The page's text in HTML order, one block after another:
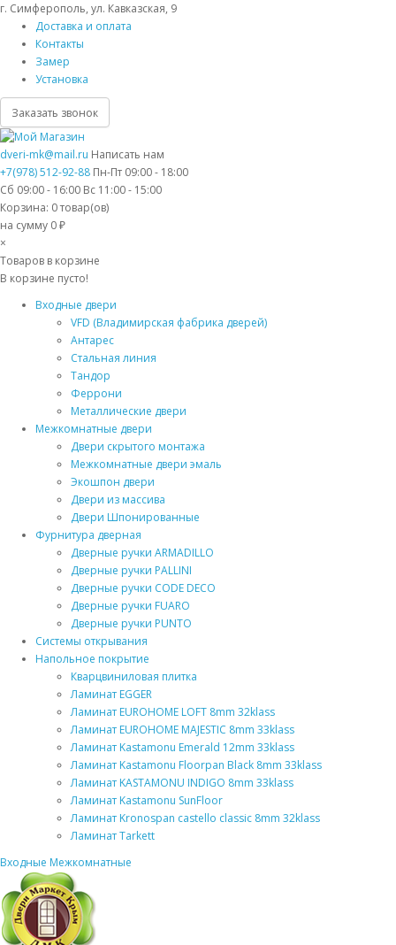
г. Симферополь, ул. Кавказская, 9
Доставка и оплата
Контакты
Замер
Установка
Заказать звонок
dveri-mk@mail.ru Написать нам
+7(978) 512-92-88 Пн-Пт 09:00 - 18:00
Сб 09:00 - 16:00 Вс 11:00 - 15:00
Корзина: 0товар(ов)
на сумму 0 ₽
×
Товаров в корзине
В корзине пусто!
Входные двери
VFD (Владимирская фабрика дверей)
Антарес
Стальная линия
Тандор
Феррони
Металлические двери
Межкомнатные двери
Двери скрытого монтажа
Межкомнатные двери эмаль
Экошпон двери
Двери из массива
Двери Шпонированные
Фурнитура дверная
Дверные ручки ARMADILLO
Дверные ручки PALLINI
Дверные ручки CODE DECO
Дверные ручки FUARO
Дверные ручки PUNTO
Системы открывания
Напольное покрытие
Кварцвиниловая плитка
Ламинат EGGER
Ламинат EUROHOME LOFT 8mm 32klass
Ламинат EUROHOME MAJESTIC 8mm 33klass
Ламинат Kastamonu Emerald 12mm 33klass
Ламинат Kastamonu Floorpan Black 8mm 33klass
Ламинат KASTAMONU INDIGO 8mm 33klass
Ламинат Kastamonu SunFloor
Ламинат Kronospan castello classic 8mm 32klass
Ламинат Tarkett
Входные Межкомнатные